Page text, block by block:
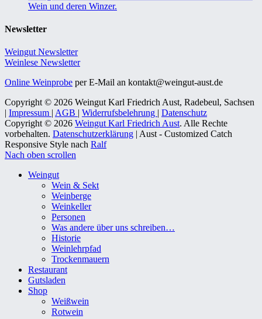
Wein und deren Winzer.
Newsletter
Weingut Newsletter
Weinlese Newsletter
Online Weinprobe per E-Mail an kontakt@weingut-aust.de
Copyright © 2026 Weingut Karl Friedrich Aust, Radebeul, Sachsen
| Impressum | AGB | Widerrufsbelehrung | Datenschutz
Copyright © 2026 Weingut Karl Friedrich Aust. Alle Rechte
vorbehalten. Datenschutzerklärung | Aust - Customized Catch
Responsive Style nach Ralf
Nach oben scrollen
Weingut
Wein & Sekt
Weinberge
Weinkeller
Personen
Was andere über uns schreiben…
Historie
Weinlehrpfad
Trockenmauern
Restaurant
Gutsladen
Shop
Weißwein
Rotwein